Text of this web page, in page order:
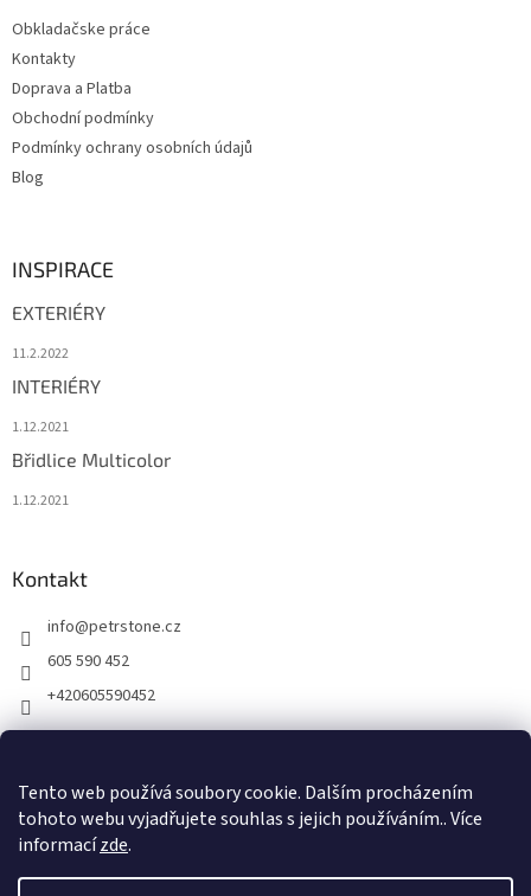
Tento web používá soubory cookie. Dalším procházením
tohoto webu vyjadřujete souhlas s jejich používáním.. Více
informacízde.
Obkladačske práce
Kontakty
Doprava a Platba
Obchodní podmínky
Podmínky ochrany osobních údajů
Blog
INSPIRACE
EXTERIÉRY
11.2.2022
INTERIÉRY
1.12.2021
Břidlice Multicolor
1.12.2021
Kontakt
info@petrstone.cz
605 590 452
+420605590452
Facebook